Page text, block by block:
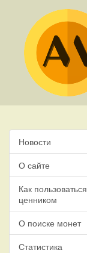
Новости
О сайте
Как пользоваться
ценником
О поиске монет
Статистика